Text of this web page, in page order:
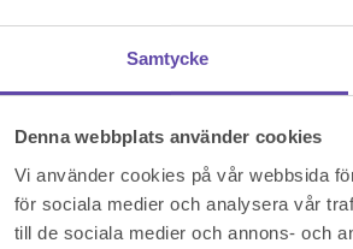
Samtycke
Denna webbplats använder cookies
Vi använder cookies på vår webbsida
för sociala medier och analysera vår
till de sociala medier och annons- och